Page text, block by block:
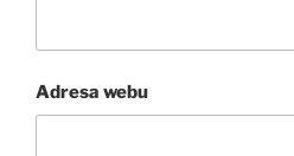
Adresa webu